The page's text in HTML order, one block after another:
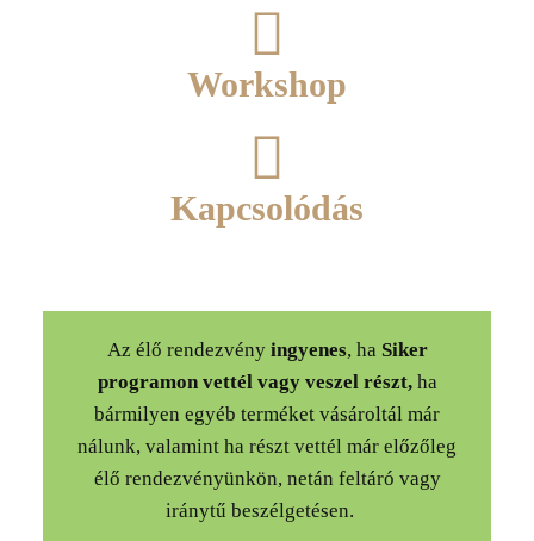
Workshop
Kapcsolódás
Az élő rendezvény ingyenes, ha Siker
programon vettél vagy veszel részt, ha
bármilyen egyéb terméket vásároltál már
nálunk, valamint ha részt vettél már előzőleg
élő rendezvényünkön, netán feltáró vagy
iránytű beszélgetésen.